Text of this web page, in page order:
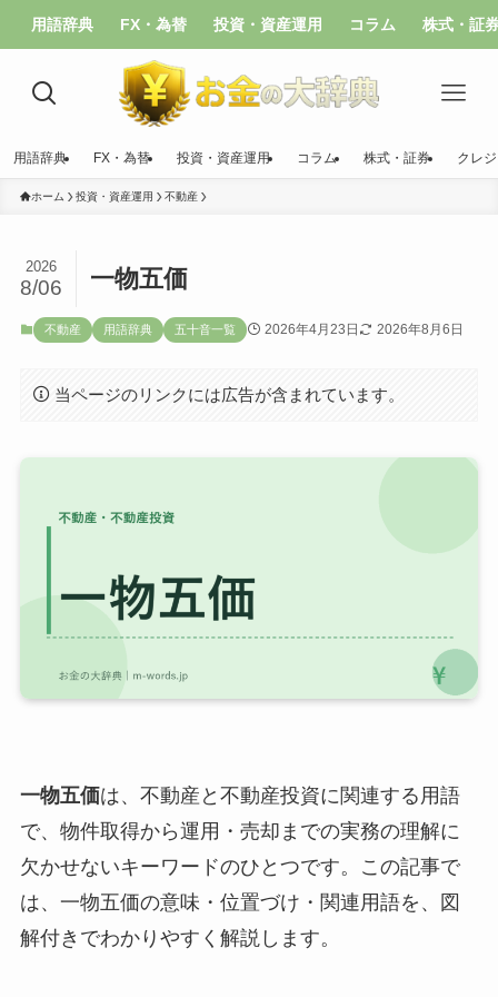
用語辞典 FX・為替 投資・資産運用 コラム 株式・証
用語辞典 FX・為替 投資・資産運用 コラム 株式・証券 クレ
ホーム 投資・資産運用 不動産
一物五価
2026
8/06
不動産 用語辞典 五十音一覧 2026年4月23日 2026年8月6日
当ページのリンクには広告が含まれています。
一物五価は、不動産と不動産投資に関連する用語
で、物件取得から運用・売却までの実務の理解に
欠かせないキーワードのひとつです。この記事で
は、一物五価の意味・位置づけ・関連用語を、図
解付きでわかりやすく解説します。